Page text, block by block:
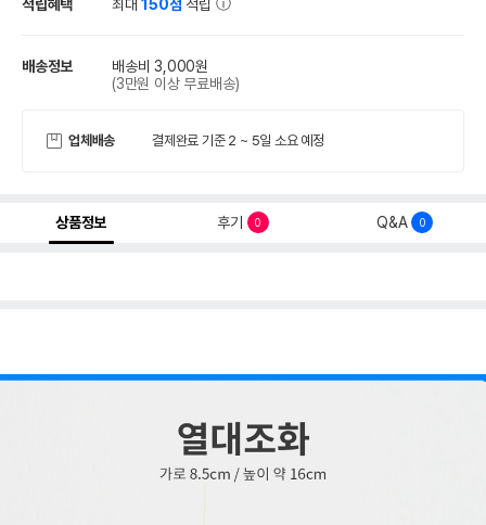
적립혜택 최대150점 적립
배송정보
배송비 3,000원
(3만원 이상 무료배송)
업체배송 결제완료 기준 2 ~ 5일 소요 예정
상품정보 후기 0 Q&A 0